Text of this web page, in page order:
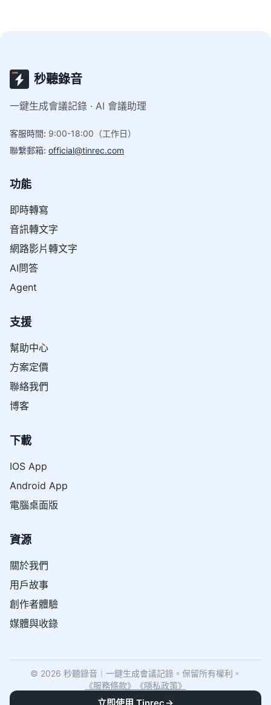
秒聽錄音
一鍵生成會議記錄 · AI 會議助理
客服時間: 9:00-18:00（工作日）
聯繫郵箱: official@tinrec.com
功能
即時轉寫
音訊轉文字
網路影片轉文字
AI問答
Agent
支援
幫助中心
方案定價
聯絡我們
博客
下載
IOS App
Android App
電腦桌面版
資源
關於我們
用戶故事
創作者體驗
媒體與收錄
© 2026 秒聽錄音｜一鍵生成會議記錄。保留所有權利。
《服務條款》 《隱私政策》